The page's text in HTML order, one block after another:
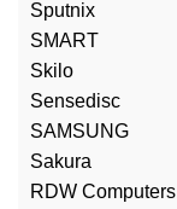
Sputnix
SMART
Skilo
Sensedisc
SAMSUNG
Sakura
RDW Computers